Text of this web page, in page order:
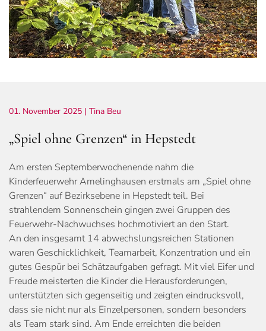
01. November 2025 | Tina Beu
„Spiel ohne Grenzen“ in Hepstedt
Am ersten Septemberwochenende nahm die
Kinderfeuerwehr Amelinghausen erstmals am „Spiel ohne
Grenzen“ auf Bezirksebene in Hepstedt teil. Bei
strahlendem Sonnenschein gingen zwei Gruppen des
Feuerwehr-Nachwuchses hochmotiviert an den Start.
An den insgesamt 14 abwechslungsreichen Stationen
waren Geschicklichkeit, Teamarbeit, Konzentration und ein
gutes Gespür bei Schätzaufgaben gefragt. Mit viel Eifer und
Freude meisterten die Kinder die Herausforderungen,
unterstützten sich gegenseitig und zeigten eindrucksvoll,
dass sie nicht nur als Einzelpersonen, sondern besonders
als Team stark sind. Am Ende erreichten die beiden